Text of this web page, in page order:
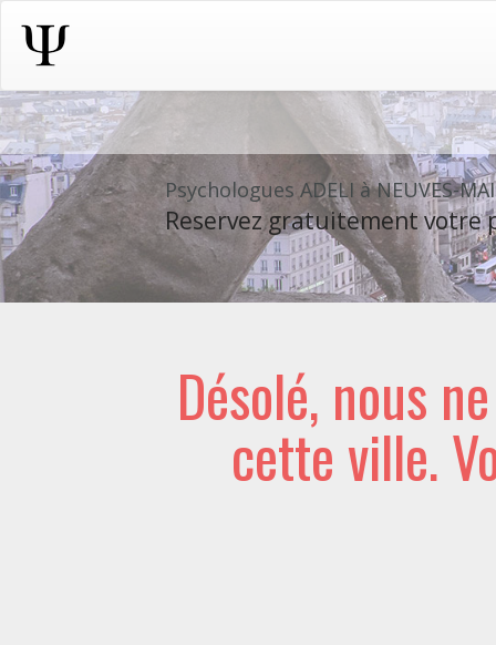
Psychologues ADELI à NEUVES-
Reservez gratuitement votre
Désolé, nous
cette ville.